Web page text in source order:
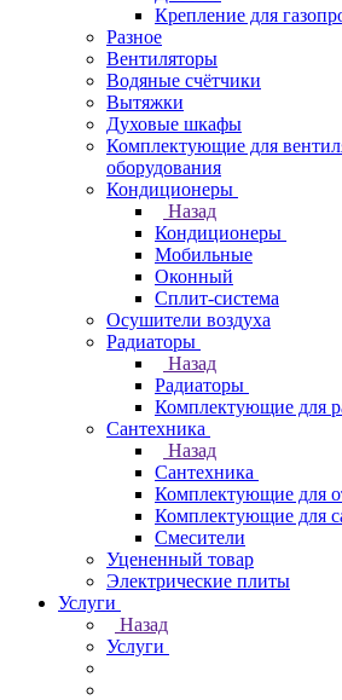
Крепление для
Разное
Вентиляторы
Водяные счётчики
Вытяжки
Духовые шкафы
Комплектующие для
оборудования
Кондиционеры
Назад
Кондиционеры
Мобильные
Оконный
Сплит-система
Осушители воздуха
Радиаторы
Назад
Радиаторы
Комплектующие для
Сантехника
Назад
Сантехника
Комплектующие для
Комплектующие для
Смесители
Уцененный товар
Электрические плиты
Услуги
Назад
Услуги